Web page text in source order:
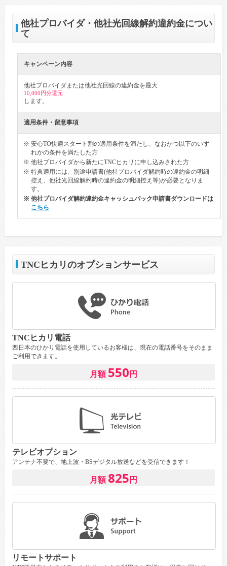
他社プロバイダ・他社光回線解約違約金につい
て
キャンペーン内容
他社プロバイダまたは他社光回線の違約金を最大
10,000円分還元
します。
適用条件・留意事項
※ 安心TO快適スタート割の適用条件を満たし、なおかつ以下のいず
れかの条件を満たした方
※ 他社プロバイダから新たにTNCヒカリに申し込みされた方
※ 特典適用には、別途申請書(他社プロバイダ解約時の違約金の明細
控え、他社光回線解約時の違約金の明細控え等)が必要となりま
す。
※ 他社プロバイダ解約違約金キャッシュバック申請書ダウンロードは
こちら
TNCヒカリのオプションサービス
TNCヒカリ電話
西日本のひかり電話を使用しているお客様は、現在の電話番号をそのまま
ご利用できます。
月額 550 円
テレビオプション
アンテナ不要で、地上波・BSデジタル放送などを受信できます！
月額 825 円
リモートサポート